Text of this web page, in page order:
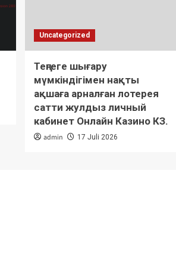
Uncategorized
Теңгеге шығару
мүмкіндігімен нақты
ақшаға арналған лотерея
сатти жулдыз личный
кабинет Онлайн Казино КЗ.
admin 17 Juli 2026